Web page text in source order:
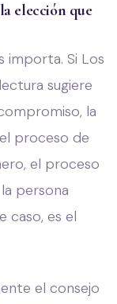
elección que
importa. Si Los
sugiere
la
proceso de
el proceso
persona
caso, es el
el consejo